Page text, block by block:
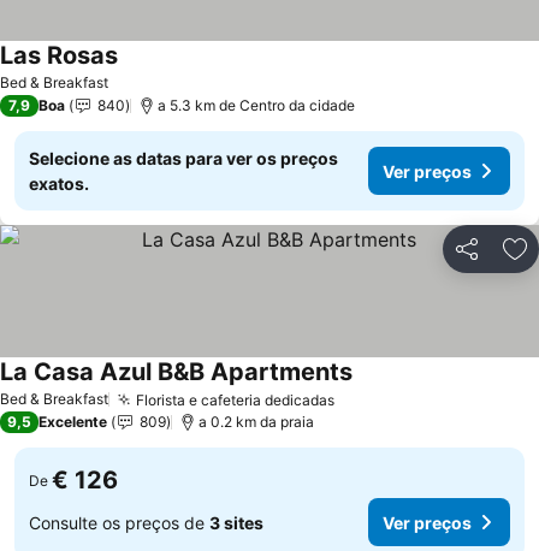
Bed & Breakfast
Las Rosas
7,9 Boa 840 a 5.3 km de Centro da cidade
Selecione as datas para ver os preços
exatos.
Ver preços
Partilhar
Bed & Breakfast Florista e cafeteria dedicadas
La Casa Azul B&B Apartments
9,5 Excelente 809 a 0.2 km da praia
De € 126
Consulte os preços de 3 sites Ver preços